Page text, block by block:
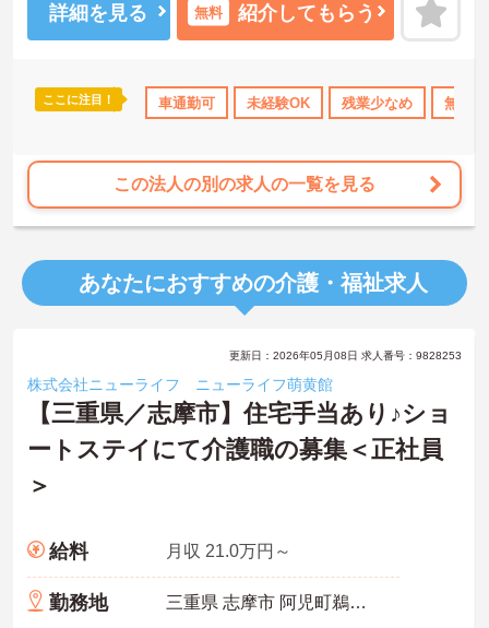
格OK 日勤のみ 高収入 社会保険完備 交通費支給
詳細を見る 無料 紹介してもらう
ここに注目！ 車通勤可 未経験OK 残業少なめ 無資
この法人の別の求人の一覧を見る
あなたにおすすめの介護・福祉求人
更新日：2026年05月08日 求人番号：9828253
株式会社ニューライフ ニューライフ萌黄館
【三重県／志摩市】住宅手当あり♪ショ
ートステイにて介護職の募集＜正社員
＞
給料 月収 21.0万円～
勤務地 三重県 志摩市 阿児町鵜方760番地